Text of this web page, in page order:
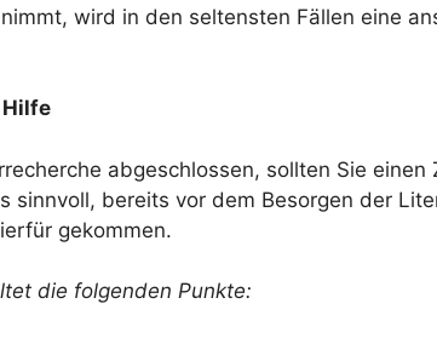
wird in den seltensten Fällen eine
Hilfe
abgeschlossen, sollten Sie
sinnvoll, bereits vor dem Besorgen der
gekommen.
die folgenden Punkte: